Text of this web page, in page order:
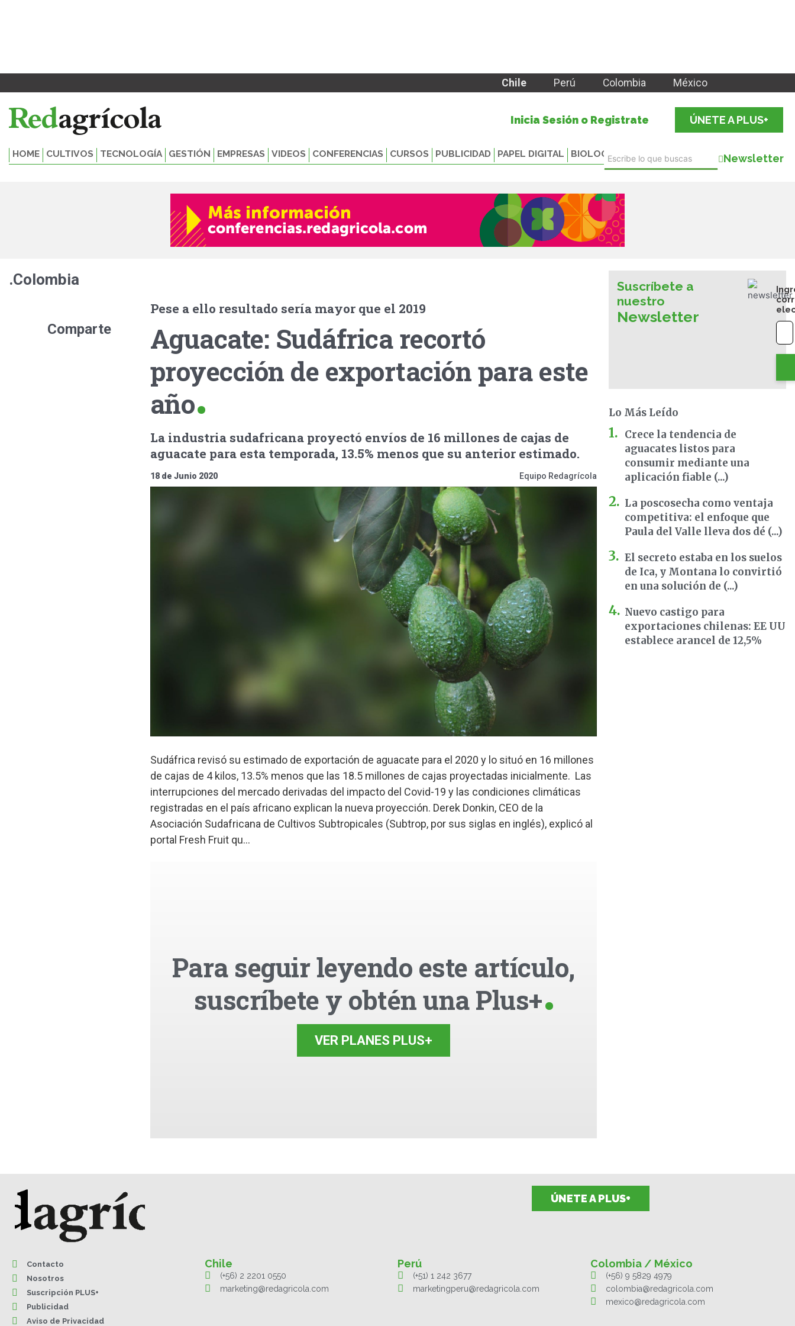
Chile Perú Colombia México
Inicia Sesión o Registrate ÚNETE A PLUS+
HOME CULTIVOS TECNOLOGÍA GESTIÓN EMPRESAS VIDEOS CONFERENCIAS CURSOS PUBLICIDAD PAPEL DIGITAL BIOLOGICALS Newsletter
.Colombia
Comparte
Pese a ello resultado sería mayor que el 2019
Aguacate: Sudáfrica recortó
proyección de exportación para este
año
La industria sudafricana proyectó envíos de 16 millones de cajas de
aguacate para esta temporada, 13.5% menos que su anterior estimado.
18 de Junio 2020 Equipo Redagrícola
Sudáfrica revisó su estimado de exportación de aguacate para el 2020 y lo situó en 16 millones
de cajas de 4 kilos, 13.5% menos que las 18.5 millones de cajas proyectadas inicialmente. Las
interrupciones del mercado derivadas del impacto del Covid-19 y las condiciones climáticas
registradas en el país africano explican la nueva proyección. Derek Donkin, CEO de la
Asociación Sudafricana de Cultivos Subtropicales (Subtrop, por sus siglas en inglés), explicó al
portal Fresh Fruit qu...
Para seguir leyendo este artículo,
suscríbete y obtén una Plus+
VER PLANES PLUS+
Suscríbete a
nuestro
Newsletter
Lo Más Leído
Crece la tendencia de
aguacates listos para
consumir mediante una
aplicación fiable (...)
La poscosecha como ventaja
competitiva: el enfoque que
Paula del Valle lleva dos dé (...)
El secreto estaba en los suelos
de Ica, y Montana lo convirtió
en una solución de (...)
Nuevo castigo para
exportaciones chilenas: EE UU
establece arancel de 12,5%
ÚNETE A PLUS+
Contacto
Nosotros
Suscripción PLUS+
Publicidad
Aviso de Privacidad
Chile
(+56) 2 2201 0550
marketing@redagricola.com
Perú
(+51) 1 242 3677
marketingperu@redagricola.com
Colombia / México
(+56) 9 5829 4979
colombia@redagricola.com
mexico@redagricola.com